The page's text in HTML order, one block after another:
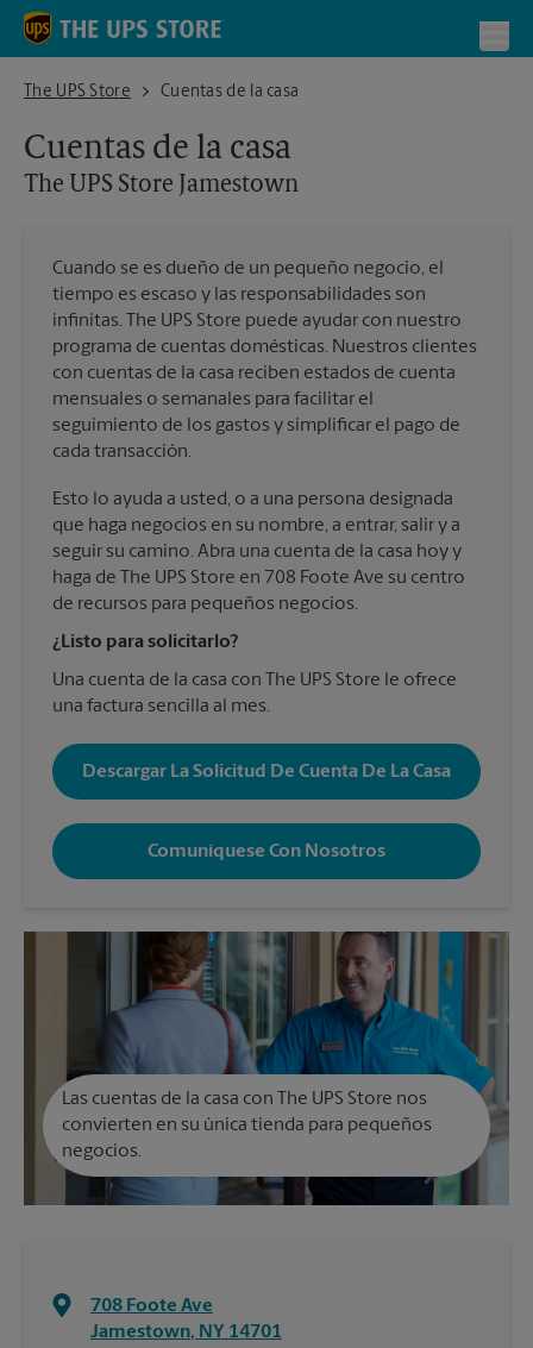
Skip to content
Return to Nav
The UPS Store
The UPS Store JamestownCuentas de la casa
Cuentas de la casa
The UPS Store Jamestown
Cuando se es dueño de un pequeño negocio, el
tiempo es escaso y las responsabilidades son
infinitas. The UPS Store puede ayudar con nuestro
programa de cuentas domésticas. Nuestros clientes
con cuentas de la casa reciben estados de cuenta
mensuales o semanales para facilitar el
seguimiento de los gastos y simplificar el pago de
cada transacción.
Esto lo ayuda a usted, o a una persona designada
que haga negocios en su nombre, a entrar, salir y a
seguir su camino. Abra una cuenta de la casa hoy y
haga de The UPS Store en 708 Foote Ave su centro
de recursos para pequeños negocios.
¿Listo para solicitarlo?
Una cuenta de la casa con The UPS Store le ofrece
una factura sencilla al mes.
Descargar La Solicitud De Cuenta De La Casa
Comuníquese Con Nosotros
Las cuentas de la casa con The UPS Store nos
convierten en su única tienda para pequeños
negocios.
708 Foote Ave
Jamestown, NY 14701